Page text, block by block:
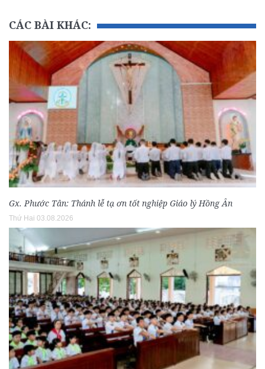
CÁC BÀI KHÁC:
Gx. Phước Tân: Thánh lễ tạ ơn tốt nghiệp Giáo lý Hồng Ân
Thứ Hai 03.08.2026